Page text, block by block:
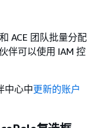
ACE 团队批量分配
伴可以使用 IAM 控
中心中更新的账户